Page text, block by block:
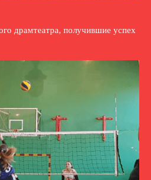
драмтеатра, получившие успех